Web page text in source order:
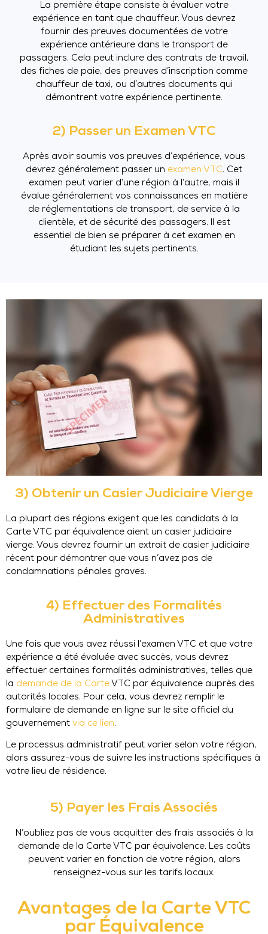
La première étape consiste à évaluer votre
expérience en tant que chauffeur. Vous devrez
fournir des preuves documentées de votre
expérience antérieure dans le transport de
passagers. Cela peut inclure des contrats de travail,
des fiches de paie, des preuves d’inscription comme
chauffeur de taxi, ou d’autres documents qui
démontrent votre expérience pertinente.
2) Passer un Examen VTC
Après avoir soumis vos preuves d’expérience, vous
devrez généralement passer un examen VTC. Cet
examen peut varier d’une région à l’autre, mais il
évalue généralement vos connaissances en matière
de réglementations de transport, de service à la
clientèle, et de sécurité des passagers. Il est
essentiel de bien se préparer à cet examen en
étudiant les sujets pertinents.
3) Obtenir un Casier Judiciaire Vierge
La plupart des régions exigent que les candidats à la
Carte VTC par équivalence aient un casier judiciaire
vierge. Vous devrez fournir un extrait de casier judiciaire
récent pour démontrer que vous n’avez pas de
condamnations pénales graves.
4) Effectuer des Formalités
Administratives
Une fois que vous avez réussi l’examen VTC et que votre
expérience a été évaluée avec succès, vous devrez
effectuer certaines formalités administratives, telles que
la demande de la Carte VTC par équivalence auprès des
autorités locales. Pour cela, vous devrez remplir le
formulaire de demande en ligne sur le site officiel du
gouvernement via ce lien.
Le processus administratif peut varier selon votre région,
alors assurez-vous de suivre les instructions spécifiques à
votre lieu de résidence.
5) Payer les Frais Associés
N’oubliez pas de vous acquitter des frais associés à la
demande de la Carte VTC par équivalence. Les coûts
peuvent varier en fonction de votre région, alors
renseignez-vous sur les tarifs locaux.
Avantages de la Carte VTC
par Équivalence